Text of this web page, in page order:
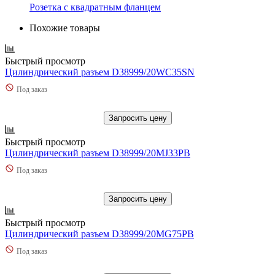
Розетка с квадратным фланцем
Похожие товары
Быстрый просмотр
Цилиндрический разъем D38999/20WC35SN
Под заказ
Запросить цену
Быстрый просмотр
Цилиндрический разъем D38999/20MJ33PB
Под заказ
Запросить цену
Быстрый просмотр
Цилиндрический разъем D38999/20MG75PB
Под заказ